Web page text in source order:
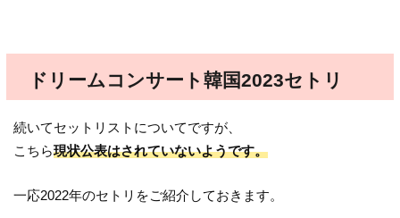
ドリームコンサート韓国2023セトリ
続いてセットリストについてですが、
こちら現状公表はされていないようです。
一応2022年のセトリをご紹介しておきます。